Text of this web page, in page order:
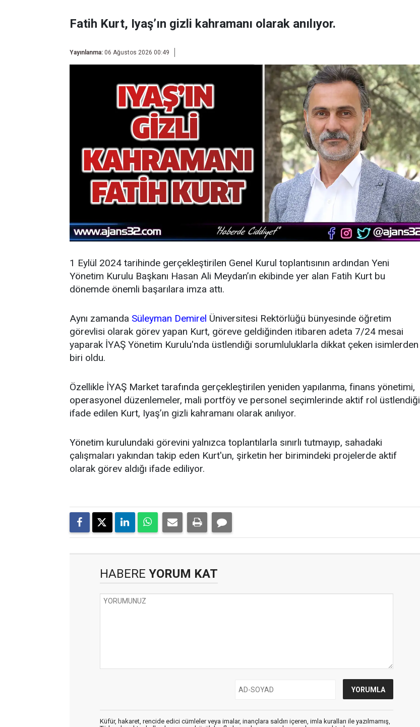
Fatih Kurt, Iyaş’ın gizli kahramanı olarak anılıyor.
Yayınlanma: 06 Ağustos 2026 00:49
1 Eylül 2024 tarihinde gerçekleştirilen Genel Kurul toplantısının ardından Yeni
Yönetim Kurulu Başkanı Hasan Ali Meydan’ın ekibinde yer alan Fatih Kurt bu
dönemde önemli başarılara imza attı.
Aynı zamanda Süleyman Demirel Üniversitesi Rektörlüğü bünyesinde öğretim
görevlisi olarak görev yapan Kurt, göreve geldiğinden itibaren adeta 7/24 mesai
yaparak İYAŞ Yönetim Kurulu'nda üstlendiği sorumluluklarla dikkat çeken isimlerden
biri oldu.
Özellikle İYAŞ Market tarafında gerçekleştirilen yeniden yapılanma, finans yönetimi,
operasyonel düzenlemeler, mali portföy ve personel seçimlerinde aktif rol üstlendiği
ifade edilen Kurt, Iyaş’ın gizli kahramanı olarak anılıyor.
Yönetim kurulundaki görevini yalnızca toplantılarla sınırlı tutmayıp, sahadaki
çalışmaları yakından takip eden Kurt'un, şirketin her birimindeki projelerde aktif
olarak görev aldığı ifade ediliyor.
HABERE YORUM KAT
Küfür, hakaret, rencide edici cümleler veya imalar, inançlara saldırı içeren, imla kuralları ile yazılmamış,